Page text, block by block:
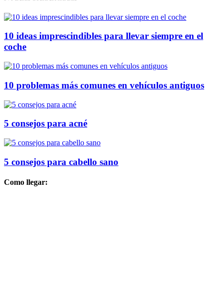
10 ideas imprescindibles para llevar siempre en el
coche
10 problemas más comunes en vehículos antiguos
5 consejos para acné
5 consejos para cabello sano
Como llegar: